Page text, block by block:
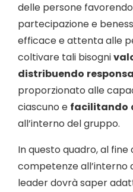
delle persone
partecipazione e
efficace e attenta alle
coltivare tali bisogni
distribuendo
proporzionato alle
ciascuno e facilitando
all’interno del gruppo.
In questo quadro, al
competenze all’interno
leader dovrà saper